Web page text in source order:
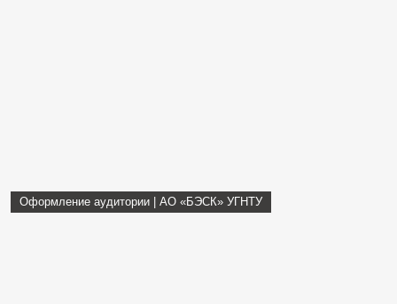
Оформление аудитории | АО «БЭСК» УГНТУ